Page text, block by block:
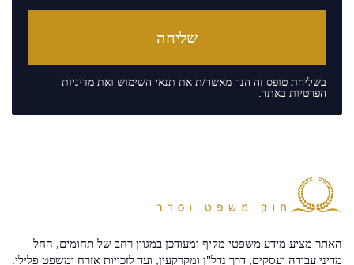
בשליחת טופס זה הנך מאשר/ת את תנאי השימוש ואת מדיניות
הפרטיות באתר.
האתר מציע מידע משפטי מקיף ומעודכן במגוון רחב של תחומים, החל
מדיני עבודה ועסקים, דרך נדל"ן ומקרקעין, ועד לזכויות אזרח ומשפט פלילי.